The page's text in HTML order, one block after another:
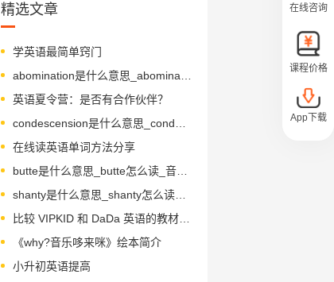
精选文章
学英语最简单窍门
英语夏令营：是否有合作伙伴？
在线读英语单词方法分享
butte是什么意思_butte怎么读_音标bju-t
shanty是什么意思_shanty怎么读_音标'ʃæntɪ
比较 VIPKID 和 DaDa 英语的教材内容？
《why?音乐哆来咪》绘本简介
小升初英语提高
在线咨询
课程价格
App下载